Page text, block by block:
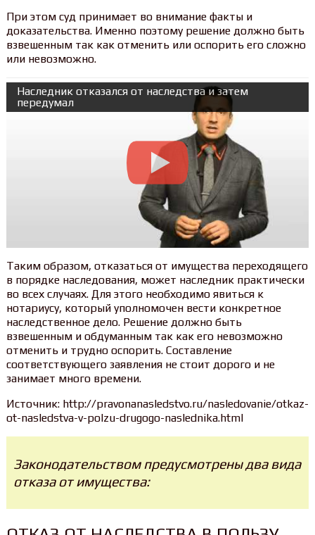
При этом суд принимает во внимание факты и
доказательства. Именно поэтому решение должно быть
взвешенным так как отменить или оспорить его сложно
или невозможно.
Наследник отказался от наследства и затем
передумал
Таким образом, отказаться от имущества переходящего
в порядке наследования, может наследник практически
во всех случаях. Для этого необходимо явиться к
нотариусу, который уполномочен вести конкретное
наследственное дело. Решение должно быть
взвешенным и обдуманным так как его невозможно
отменить и трудно оспорить. Составление
соответствующего заявления не стоит дорого и не
занимает много времени.
Источник: http://pravonanasledstvo.ru/nasledovanie/otkaz-
ot-nasledstva-v-polzu-drugogo-naslednika.html
Законодательством предусмотрены два вида
отказа от имущества: